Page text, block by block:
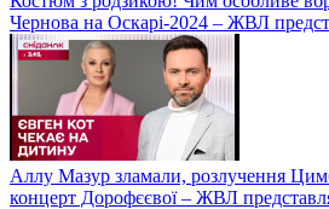
Чернова на Оскарі-2024 – ЖВЛ
Аллу Мазур зламали, розлучення
концерт Дорофєєвої – ЖВЛ